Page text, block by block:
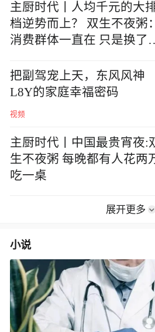
主厨时代丨人均千元的大
档逆势而上？ 双生不夜粥：
消费群体一直在 只是换了
把副驾宠上天，东风风神
L8Y的家庭幸福密码
视频
主厨时代丨中国最贵宵夜:
生不夜粥 每晚都有人花两
吃一桌
展开更多
小说